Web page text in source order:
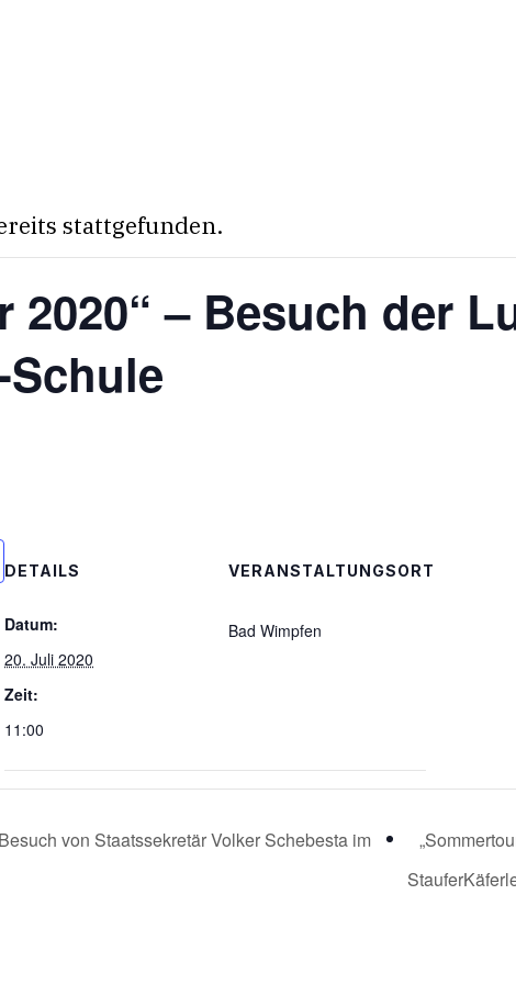
stattgefunden.
2020“ – Besuch der
DETAILS
Datum:
20. Juli 2020
Zeit:
11:00
VERANSTALTUNGSORT
Bad Wimpfen
von Staatssekretär Volker Schebesta im